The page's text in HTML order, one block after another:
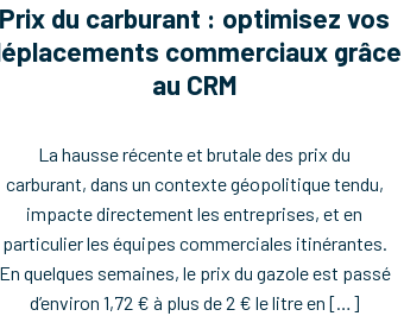
Prix du carburant : optimisez vos
commerciaux grâce
au CRM
La hausse récente et brutale des prix du
carburant, dans un contexte géopolitique tendu,
impacte directement les entreprises, et en
particulier les équipes commerciales itinérantes.
En quelques semaines, le prix du gazole est passé
d’environ 1,72 € à plus de 2 € le litre en […]